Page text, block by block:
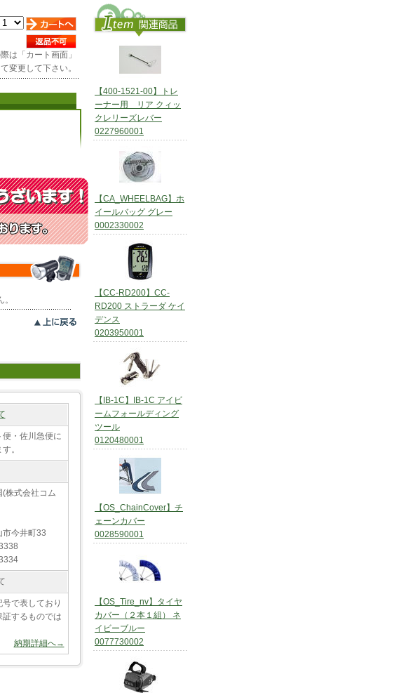
は「カート画面」
変更して下さい。
便・佐川急便に
。
(株式会社コム
市今井町33
で表しており
証するものでは
納期詳細へ→
【400-1521-00】トレ
ーナー用 リア クィッ
クレリーズレバー
0227960001
【CA_WHEELBAG】ホ
イールバッグ グレー
0002330002
【CC-RD200】CC-
RD200 ストラーダ ケイ
デンス
0203950001
【IB-1C】IB-1C アイビ
ームフォールディング
ツール
0120480001
【OS_ChainCover】チ
ェーンカバー
0028590001
【OS_Tire_nv】タイヤ
カバー（２本１組） ネ
イビーブルー
0077730002